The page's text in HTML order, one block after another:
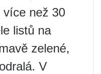
více než 30
listů na
zelené,
V